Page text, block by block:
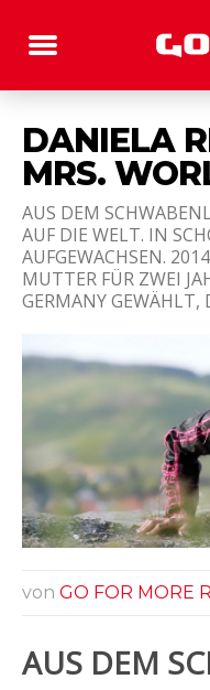
DANIELA
MRS.
AUS DEM
AUF DIE WELT. IN
AUFGEWACHSEN.
MUTTER FÜR ZWEI
GERMANY GEWÄHLT,
von GO FOR MORE
AUS DEM